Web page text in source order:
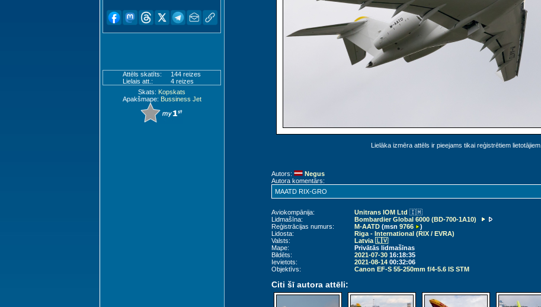
Attēls skatīts:
144 reizes
Lielais att.:
4 reizes
Skats: Kopskats
Apakšmape: Bussiness Jet
Lielāka izmēra attēls ir pieejams tikai reģistrētiem lietotājiem.
Autors:
Negus
Autora komentārs:
MAATD RIX-GRO
Aviokompānija: Unitrans IOM Ltd 🇮🇲
Lidmašīna:
Bombardier Global 6000 (BD-700-1A10)
Reģistrācijas numurs:
M-AATD(msn 9766
)
Lidosta:
Riga - International (RIX / EVRA)
Valsts:
Latvia 🇱🇻
Mape:
Privātās lidmašīnas
Bildēts:
2021-07-3016:18:35
Ievietots:
2021-08-1400:32:06
Objektīvs:
Canon EF-S 55-250mm f/4-5.6 IS STM
Citi šī autora attēli: